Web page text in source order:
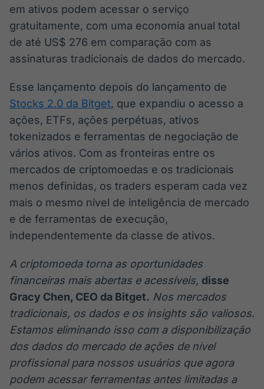
em ativos podem acessar o serviço
gratuitamente, com uma economia anual total
de até US$ 276 em comparação com as
assinaturas tradicionais de dados do mercado.
Esse lançamento depois do lançamento de
Stocks 2.0 da Bitget, que expandiu o acesso a
ações, ETFs, ações perpétuas, ativos
tokenizados e ferramentas de negociação de
vários ativos. Com as fronteiras entre os
mercados de criptomoedas e os tradicionais
menos definidas, os traders esperam cada vez
mais o mesmo nível de inteligência de mercado
e de ferramentas de execução,
independentemente da classe de ativos.
A criptomoeda torna as oportunidades
financeiras mais abertas e acessíveis, disse
Gracy Chen, CEO da Bitget. Nos mercados
tradicionais, os dados e os insights são valiosos.
Estamos eliminando isso com a disponibilização
dos dados do mercado de ações de nível
profissional para nossos usuários que agora
podem acessar ferramentas antes limitadas a